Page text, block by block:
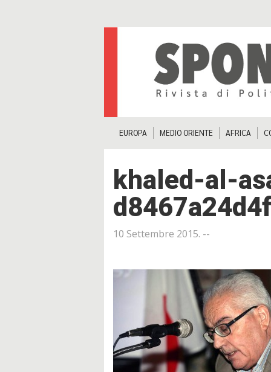
EUROPA MEDIO ORIENTE AFRICA
khaled-al-
10 Settembre 2015. --